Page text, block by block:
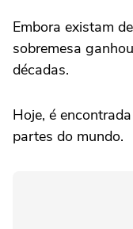
Embora existam
sobremesa
décadas.
Hoje, é
partes do mundo.